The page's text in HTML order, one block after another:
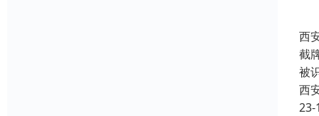
西
截
被
西
23-